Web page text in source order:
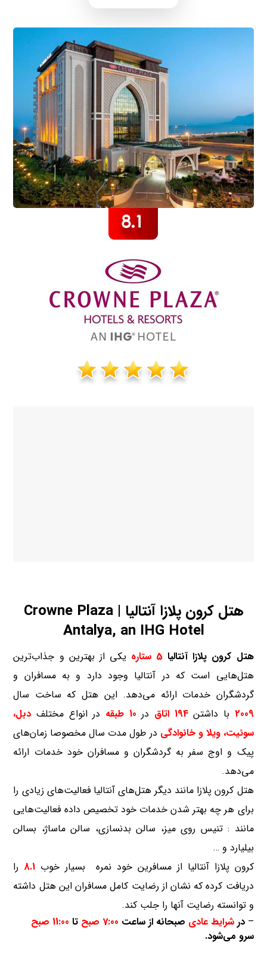
هتل کرون پلازا آنتالیا | Crowne Plaza
Antalya, an IHG Hotel
هتل کرون پلازا آنتالیا 5 ستاره
یکی از بهترین و جذاب‌ترین
هتل‌هایی است که در آنتالیا وجود دارد و به مسافران و
گردشگران خدمات ارائه می‌دهد. این هتل که ساخت سال
2009 با داشتن194 اتاق در 10 طبقه در انواع مختلف دبل،
سوئیت، ویلا و خانوادگی در طول مدت سال مخصوصا زمان‌های
پیک و اوج سفر به گردشگران و مسافران خود خدمات ارائه
می‌دهد.
هتل کرون پلازا مانند دیگر هتل‌های آنتالیا فعالیت‌های زیادی را
برای هر چه بهتر شدن خدمات خود تخصیص داده فعالیت‌هایی
مانند : تنیس روی میز، سالن بدنسازی، سالن ماساژ، بسالن
بیلیارد و …
کرون پلازا آنتالیا از مسافرین خود نمره بسیار خوب 8.1را
دریافت کرده که نشان از رضایت کامل مسافران این هتل داشته
و توانسته رضایت آنها را جلب کند.
–درشرایط عادی صبحانه از ساعت 7:00 صبح تا 11:00 صبح
سرو می‌شود.